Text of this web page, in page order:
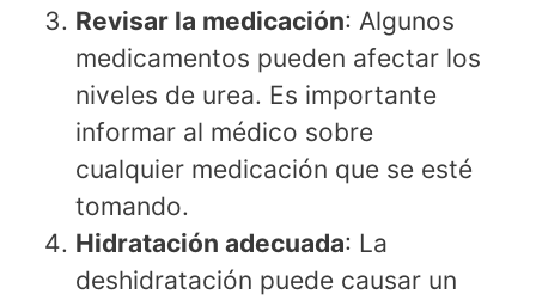
Revisar la medicación: Algunos
medicamentos pueden afectar los
niveles de urea. Es importante
informar al médico sobre
cualquier medicación que se esté
tomando.
Hidratación adecuada: La
deshidratación puede causar un